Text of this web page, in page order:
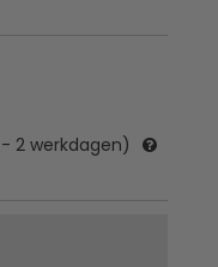
2 werkdagen)